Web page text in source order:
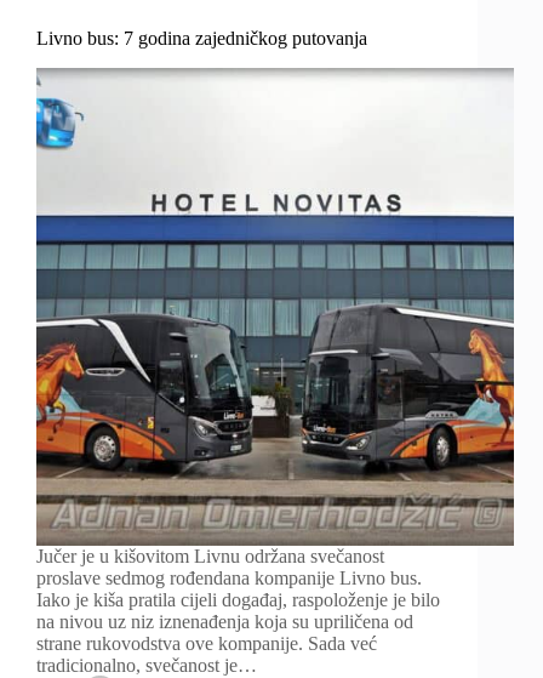
Livno bus: 7 godina zajedničkog putovanja
Jučer je u kišovitom Livnu održana svečanost
proslave sedmog rođendana kompanije Livno bus.
Iako je kiša pratila cijeli događaj, raspoloženje je bilo
na nivou uz niz iznenađenja koja su upriličena od
strane rukovodstva ove kompanije. Sada već
tradicionalno, svečanost je…